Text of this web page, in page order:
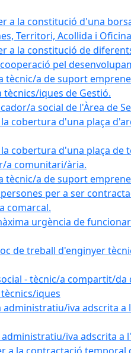
a la constitució d'una
Territori, Acollida i
a la constitució de
pel
tècnic/a de suport
tècnics/iques de Gestió.
a social de l'Àrea de
cobertura d'una plaça
cobertura d'una plaça de
a comunitari/ària.
tècnic/a de suport
per a ser
comarcal.
urgència de
de treball d'enginyer
- tècnic/a compartit/da
iques
administratiu/iva adscrita
iva adscrita a